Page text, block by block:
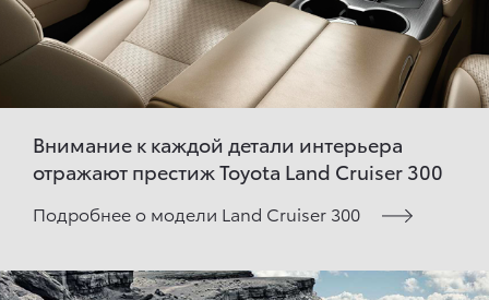
Внимание к каждой детали интерьера
отражают престиж Toyota Land Cruiser 300
Подробнее о модели Land Cruiser 300